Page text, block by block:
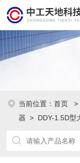
当前位置：首页 >
器 > DDY-1.5D型